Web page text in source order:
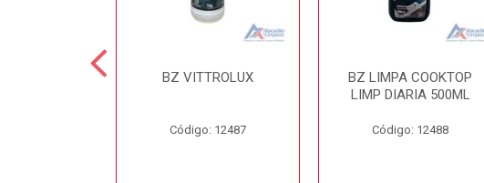
BZ VITTROLUX
Código: 12487
BZ LIMPA COOKTOP
LIMP DIARIA 500ML
Código: 12488